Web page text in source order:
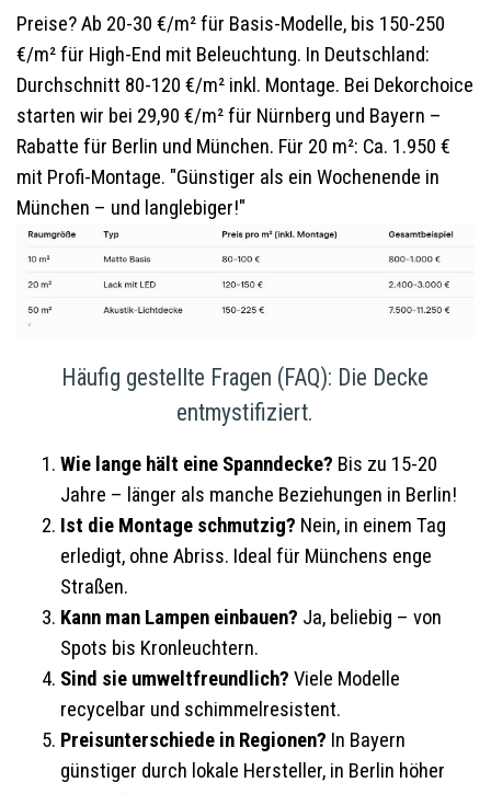
Preise? Ab 20-30 €/m² für Basis-Modelle, bis 150-250
€/m² für High-End mit Beleuchtung. In Deutschland:
Durchschnitt 80-120 €/m² inkl. Montage. Bei Dekorchoice
starten wir bei 29,90 €/m² für Nürnberg und Bayern –
Rabatte für Berlin und München. Für 20 m²: Ca. 1.950 €
mit Profi-Montage. "Günstiger als ein Wochenende in
München – und langlebiger!"
Häufig gestellte Fragen (FAQ): Die Decke
entmystifiziert.
Wie lange hält eine Spanndecke? Bis zu 15-20
Jahre – länger als manche Beziehungen in Berlin!
Ist die Montage schmutzig? Nein, in einem Tag
erledigt, ohne Abriss. Ideal für Münchens enge
Straßen.
Kann man Lampen einbauen? Ja, beliebig – von
Spots bis Kronleuchtern.
Sind sie umweltfreundlich? Viele Modelle
recycelbar und schimmelresistent.
Preisunterschiede in Regionen? In Bayern
günstiger durch lokale Hersteller, in Berlin höher